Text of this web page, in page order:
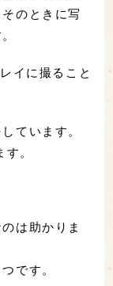
のときに写
イに撮ること
ています。
。
は助かりま
です。